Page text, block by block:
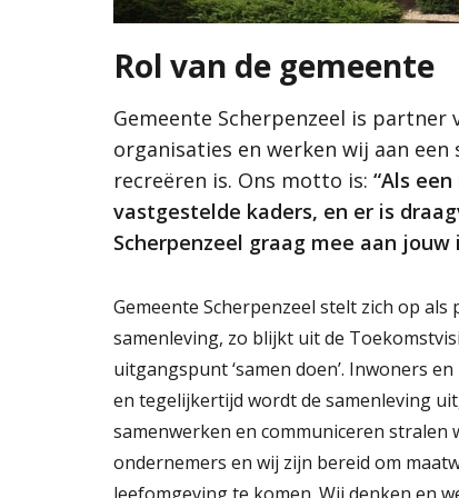
Samen met inwoners, ondernemers,
samenleving waarin het goed wonen,
een initiatief past binnen de door de
gemeenteraad vastgestelde kaders, en er
is draagvlak in de samenleving, dan werkt
de gemeente Scherpenzeel graag mee
aan jouw initiatief!”
Proces MeetUps
Relatie met andere omgevingsvisies
Hoe werkt de website?
Rol van de gemeente
DNA
Water
Gemeente Scherpenzeel is partner van de
inwoners, ondernemers, organisaties en
samenleving waarin het goed wonen,
motto is:“Als een initiatief past binnen de
vastgestelde kaders, en er is draagvlak in
werkt de gemeente Scherpenzeel graag
Foto door Margreet Hendriks)
Lees verder
Rol van de gemeente
Gemeente Scherpenzeel is partner
organisaties en werken wij aan
recreëren is. Ons motto is: “Als
vastgestelde kaders, en er is
Scherpenzeel graag mee aan
Gemeente Scherpenzeel stelt zich op
samenleving, zo blijkt uit de
uitgangspunt ‘samen doen’. Inwoners
en tegelijkertijd wordt de samenleving
samenwerken en communiceren
ondernemers en wij zijn bereid om
leefomgeving te komen. Wij denken en